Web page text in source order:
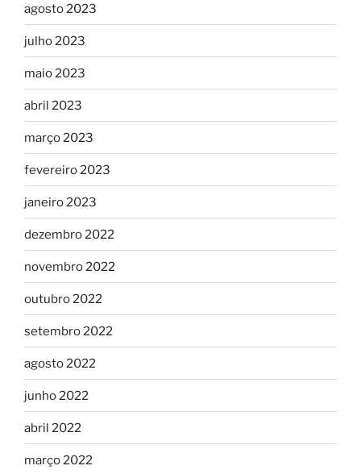
agosto 2023
julho 2023
maio 2023
abril 2023
março 2023
fevereiro 2023
janeiro 2023
dezembro 2022
novembro 2022
outubro 2022
setembro 2022
agosto 2022
junho 2022
abril 2022
março 2022